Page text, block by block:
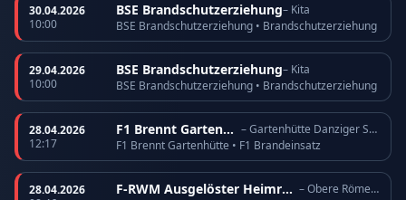
30.04.2026
10:00
BSE Brandschutzerziehung– Kita
BSE Brandschutzerziehung • Brandschutzerziehung
29.04.2026
10:00
BSE Brandschutzerziehung– Kita
BSE Brandschutzerziehung • Brandschutzerziehung
28.04.2026
12:17
F1 Brennt Gartenhütte
– Gartenhütte Danziger Straße
F1 Brennt Gartenhütte • F1 Brandeinsatz
28.04.2026
F-RWM Ausgelöster Heimrauchmelder
– Obere Römerhofstr